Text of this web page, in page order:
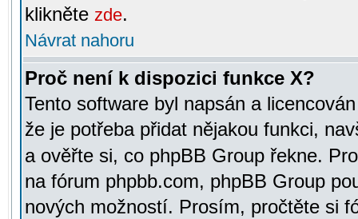
klikněte zde.
Návrat nahoru
Proč není k dispozici funkce X?
Tento software byl napsán a
že je potřeba přidat nějakou funkci,
a ověřte si, co phpBB Group řekne.
na fórum phpbb.com, phpBB Group
nových možností. Prosím, pročtěte si